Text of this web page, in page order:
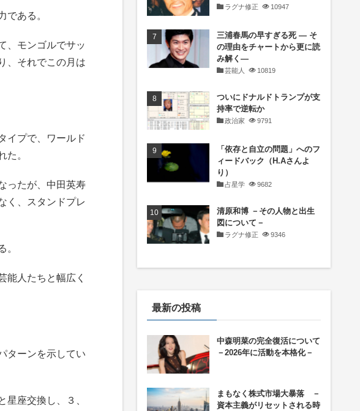
である。
、モンゴルでサッ
、それでこの月は
イプで、ワールド
た。
ったが、中田英寿
く、スタンドプレ
。
能人たちと幅広く
ターンを示してい
座交換し、３、
ラグナ修正 10947
三浦春馬の早すぎる死 ― そ
の理由をチャートから更に読
み解く―
芸能人 10819
ついにドナルドトランプが支
持率で逆転か
政治家 9791
「依存と自立の問題」へのフ
ィードバック（H.Aさんよ
り）
占星学 9682
清原和博 －その人物と出生
図について－
ラグナ修正 9346
最新の投稿
中森明菜の完全復活について
－2026年に活動を本格化－
まもなく株式市場大暴落 －
資本主義がリセットされる時